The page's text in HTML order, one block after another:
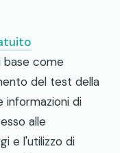
base come
del test della
informazioni di
alle
e l'utilizzo di